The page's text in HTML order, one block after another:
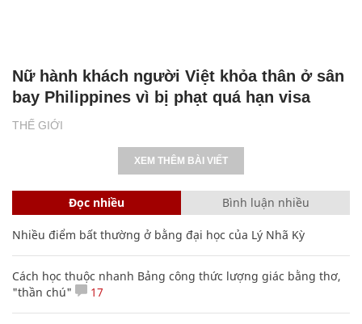
THẾ GIỚI
Nữ hành khách người Việt khỏa thân ở sân
bay Philippines vì bị phạt quá hạn visa
XEM THÊM BÀI VIẾT
Đọc nhiều Bình luận nhiều
Nhiều điểm bất thường ở bằng đại học của Lý Nhã Kỳ
Cách học thuộc nhanh Bảng công thức lượng giác bằng thơ,
"thần chú"
17